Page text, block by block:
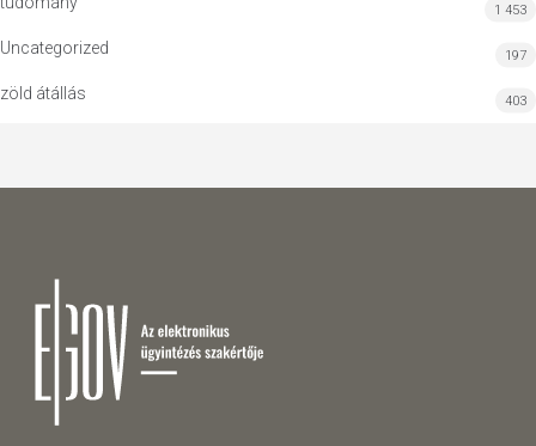
1 453
Uncategorized 197
zöld átállás 403